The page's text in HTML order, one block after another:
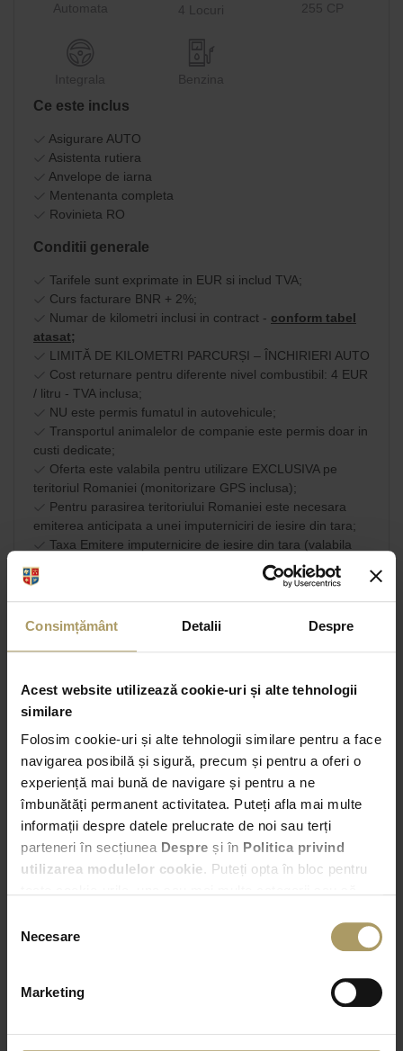
Consimțământ Detalii Despre
Acest website utilizează cookie-uri și alte tehnologii
similare
Folosim cookie-uri și alte tehnologii similare pentru a face
navigarea posibilă și sigură, precum și pentru a oferi o
experiență mai bună de navigare și pentru a ne
îmbunătăți permanent activitatea. Puteți afla mai multe
informații despre datele prelucrate de noi sau terți
parteneri în secțiunea Despre și în Politica privind
utilizarea modulelor cookie. Puteți opta în bloc pentru
corespunzător. Fac excepție cookie-urile necesare, care
sunt activate automat, conform legislației în vigoare.
consimțământului
Necesare
Marketing
Automata 4 Locuri 255 CP
Integrala Benzina
Ce este inclus
Asigurare AUTO
Asistenta rutiera
Anvelope de iarna
Mentenanta completa
Rovinieta RO
Conditii generale
Tarifele sunt exprimate in EUR si includ TVA;
Curs facturare BNR + 2%;
Numar de kilometri inclusi in contract - conform tabel
atasat;
LIMITĂ DE KILOMETRI PARCURȘI – ÎNCHIRIERI AUTO
Cost returnare pentru diferente nivel combustibil: 4 EUR
/ litru - TVA inclusa;
NU este permis fumatul in autovehicule;
Transportul animalelor de companie este permis doar in
custi dedicate;
Oferta este valabila pentru utilizare EXCLUSIVA pe
teritoriul Romaniei (monitorizare GPS inclusa);
Pentru parasirea teritoriului Romaniei este necesara
emiterea anticipata a unei imputerniciri de iesire din tara;
Taxa Emitere imputernicire de iesire din tara (valabila
doar pe teritoriul UE): 40 EUR - TVA inclusa.
Am citit si sunt de
acord cu
SHARE
Preluare
Bucuresti – Bd. Expozitiei nr. 2
16:00